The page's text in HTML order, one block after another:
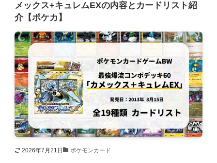
メックス+キュレムEXの内容とカードリスト紹
介【ポケカ】
2026年7月21日 ポケモンカード